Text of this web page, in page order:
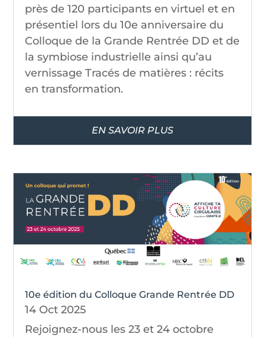
près de 120 participants en virtuel et en
présentiel lors du 10e anniversaire du
Colloque de la Grande Rentrée DD et de
la symbiose industrielle ainsi qu’au
vernissage Tracés de matières : récits
en transformation.
EN SAVOIR PLUS
10e édition du Colloque Grande Rentrée DD
14 Oct 2025
Rejoignez-nous les 23 et 24 octobre